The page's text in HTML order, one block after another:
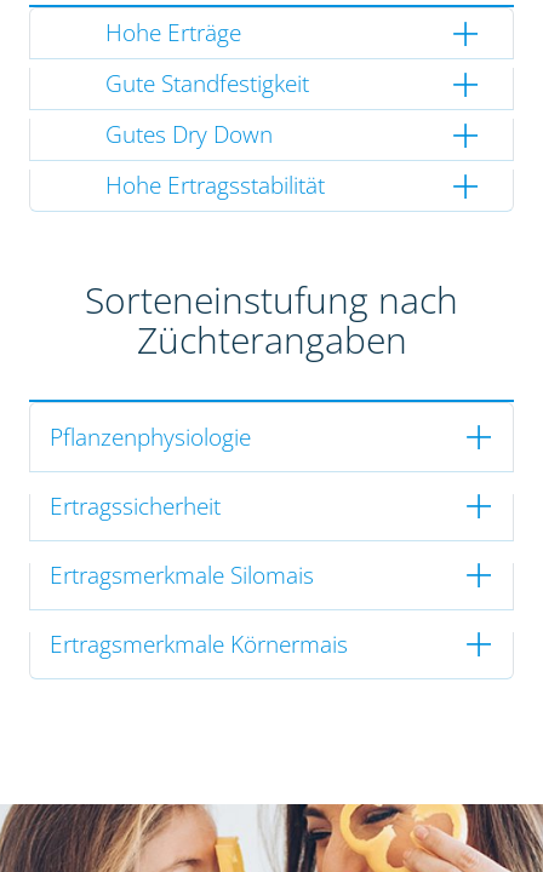
Hohe Erträge
Gute Standfestigkeit
Gutes Dry Down
Hohe Ertragsstabilität
Sorteneinstufung nach
Züchterangaben
Pflanzenphysiologie
Ertragssicherheit
Ertragsmerkmale Silomais
Ertragsmerkmale Körnermais